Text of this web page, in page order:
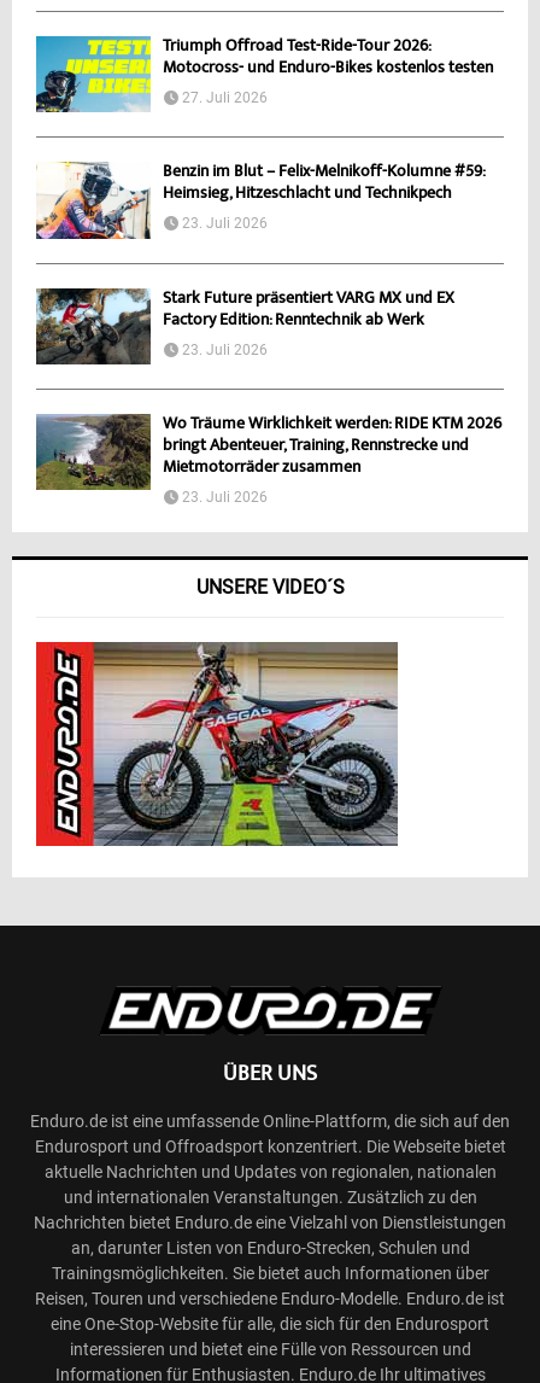
Triumph Offroad Test-Ride-Tour 2026:
Motocross- und Enduro-Bikes kostenlos testen
27. Juli 2026
Benzin im Blut – Felix-Melnikoff-Kolumne #59:
Heimsieg, Hitzeschlacht und Technikpech
23. Juli 2026
Stark Future präsentiert VARG MX und EX
Factory Edition: Renntechnik ab Werk
23. Juli 2026
Wo Träume Wirklichkeit werden: RIDE KTM 2026
bringt Abenteuer, Training, Rennstrecke und
Mietmotorräder zusammen
23. Juli 2026
UNSERE VIDEO´S
ÜBER UNS
Enduro.de ist eine umfassende Online-Plattform, die sich auf den
Endurosport und Offroadsport konzentriert. Die Webseite bietet
aktuelle Nachrichten und Updates von regionalen, nationalen
und internationalen Veranstaltungen. Zusätzlich zu den
Nachrichten bietet Enduro.de eine Vielzahl von Dienstleistungen
an, darunter Listen von Enduro-Strecken, Schulen und
Trainingsmöglichkeiten. Sie bietet auch Informationen über
Reisen, Touren und verschiedene Enduro-Modelle. Enduro.de ist
eine One-Stop-Website für alle, die sich für den Endurosport
interessieren und bietet eine Fülle von Ressourcen und
Informationen für Enthusiasten. Enduro.de Ihr ultimatives